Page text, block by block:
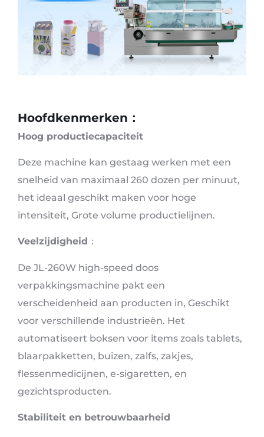
Hoofdkenmerken ：
Hoog productiecapaciteit
Deze machine kan gestaag werken met een
snelheid van maximaal 260 dozen per minuut,
het ideaal geschikt maken voor hoge
intensiteit, Grote volume productielijnen.
Veelzijdigheid ：
De JL-260W high-speed doos
verpakkingsmachine pakt een
verscheidenheid aan producten in, Geschikt
voor verschillende industrieën. Het
automatiseert boksen voor items zoals tablets,
blaarpakketten, buizen, zalfs, zakjes,
flessenmedicijnen, e-sigaretten, en
gezichtsproducten.
Stabiliteit en betrouwbaarheid